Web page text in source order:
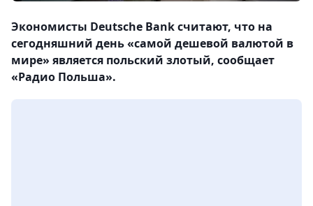
Экономисты Deutsche Bank считают, что на
сегодняшний день «самой дешевой валютой в
мире» является польский злотый, сообщает
«Радио Польша».